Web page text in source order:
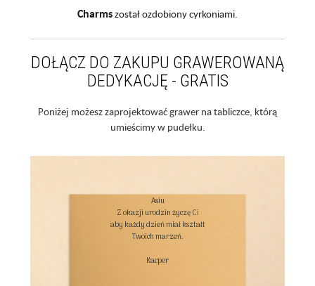
Charmszostał ozdobiony cyrkoniami.
DOŁĄCZ DO ZAKUPU GRAWEROWANĄ
DEDYKACJĘ - GRATIS
Poniżej możesz zaprojektować grawer na tabliczce, którą
umieścimy w pudełku.
Asiu
Z okazji urodzin życzę Ci
aby każdy dzień miał kształt
Twoich marzeń.
Kacper